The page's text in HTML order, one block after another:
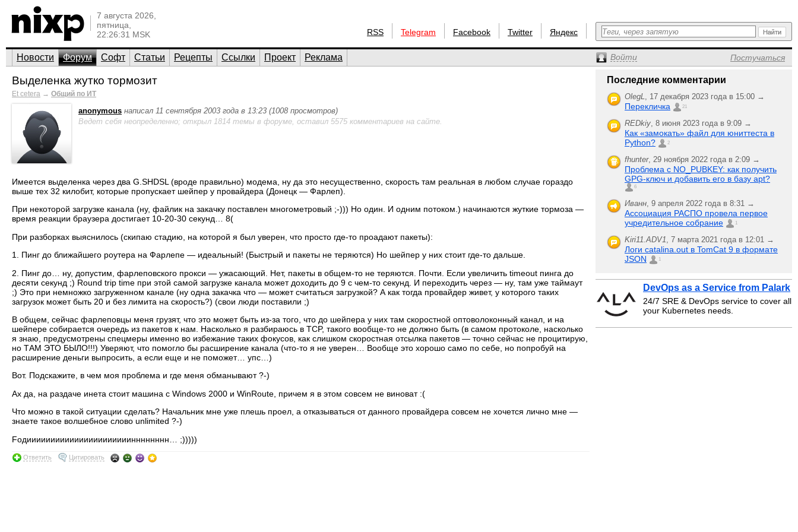
7 августа 2026,
пятница,
22:26:31 MSK
RSS Telegram Facebook Twitter Яндекс
Новости Форум Софт Статьи Рецепты Ссылки Проект Реклама Войти Постучаться
Выделенка жутко тормозит
Et cetera → Общий по ИТ
anonymous написал 11 сентября 2003 года в 13:23 (1008 просмотров)
Ведет себя неопределенно; открыл 1814 темы в форуме, оставил 5575 комментариев на сайте.
Имеется выделенка через два G.SHDSL (вроде правильно) модема, ну да это несущественно, скорость там реальная в любом случае гораздо
выше тех 32 килобит, которые пропускает шейпер у провайдера (Донецк — Фарлеп).
При некоторой загрузке канала (ну, файлик на закачку поставлен многометровый ;-))) Но один. И одним потоком.) начинаются жуткие тормоза —
время реакции браузера достигает 10-20-30 секунд… 8(
При разборках выяснилось (скипаю стадию, на которой я был уверен, что просто где-то проадают пакеты):
1. Пинг до ближайшего роутера на Фарлепе — идеальный! (Быстрый и пакеты не теряются) Но шейпер у них стоит где-то дальше.
2. Пинг до… ну, допустим, фарлеповского прокси — ужасающий. Нет, пакеты в общем-то не теряются. Почти. Если увеличить timeout пинга до
десяти секунд ;) Round trip time при этой самой загрузке канала может доходить до 9 с чем-то секунд. И переходить через — ну, там уже таймаут
;) Это при немножко загруженном канале (ну одна закачка что — может считаться загрузкой? А как тогда провайдер живет, у которого таких
загрузок может быть 20 и без лимита на скорость?) (свои люди поставили ;)
В общем, сейчас фарлеповцы меня грузят, что это может быть из-за того, что до шейпера у них там скоростной оптоволоконный канал, и на
шейпере собирается очередь из пакетов к нам. Насколько я разбираюсь в TCP, такого вообще-то не должно быть (в самом протоколе, насколько
я знаю, предусмотрены спецмеры именно во избежание таких фокусов, как слишком скоростная отсылка пакетов — точно сейчас не процитирую,
но ТАМ ЭТО БЫЛО!!!) Уверяют, что помогло бы расширение канала (что-то я не уверен… Вообще это хорошо само по себе, но попробуй на
расширение деньги выпросить, а если еще и не поможет… упс…)
Вот. Подскажите, в чем моя проблема и где меня обманывают ?-)
Ах да, на раздаче инета стоит машина с Windows 2000 и WinRoute, причем я в этом совсем не виноват :(
Что можно в такой ситуации сделать? Начальник мне уже плешь проел, а отказываться от данного провайдера совсем не хочется лично мне —
знаете такое волшебное слово unlimited ?-)
Fодиииииииииииииииииииииинннннннн… ;)))))
Ответить Цитировать
Последние комментарии
OlegL, 17 декабря 2023 года в 15:00 →
Перекличка 21
REDkiy, 8 июня 2023 года в 9:09 →
Как «замокать» файл для юниттеста в
Python?
2
fhunter, 29 ноября 2022 года в 2:09 →
Проблема с NO_PUBKEY: как получить
GPG-ключ и добавить его в базу apt?
6
Иванн, 9 апреля 2022 года в 8:31 →
Ассоциация РАСПО провела первое
учредительное собрание
1
Kiri11.ADV1, 7 марта 2021 года в 12:01 →
Логи catalina.out в TomCat 9 в формате
JSON
1
DevOps as a Service from Palark
24/7 SRE & DevOps service to cover all
your Kubernetes needs.